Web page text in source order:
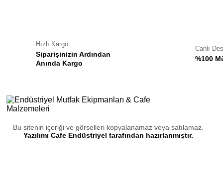
Hızlı Kargo
Siparişinizin Ardından
Anında Kargo
Canlı
%100
Bu sitenin içeriği ve görselleri kopyalanamaz veya satılamaz.
Yazılımı Cafe Endüstriyel tarafından hazırlanmıştır.